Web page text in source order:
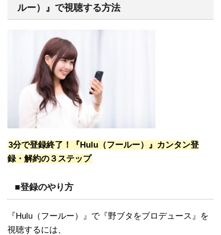
ルー）』で視聴する方法
3分で登録終了！『Hulu（フールー）』カンタン登
録・解約の３ステップ
■登録のやり方
『Hulu（フールー）』で『野ブタをプロデュース』を
視聴するには、